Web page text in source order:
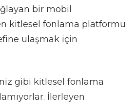
bir mobil
kitlesel fonlama platformu
ulaşmak için
gibi kitlesel fonlama
İlerleyen